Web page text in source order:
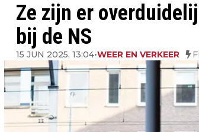
Ze zijn er
bij de NS
15 JUN 2025, 13:04•WEER EN VERKEER